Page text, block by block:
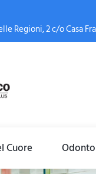
Regioni, 2 c/o Casa
Cuore